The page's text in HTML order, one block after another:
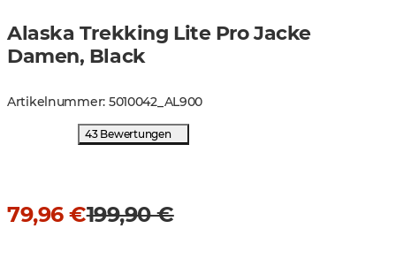
Alaska Trekking Lite Pro Jacke
Damen, Black
Artikelnummer: 5010042_ AL900
43 Bewertungen
79,96 €199,90 €